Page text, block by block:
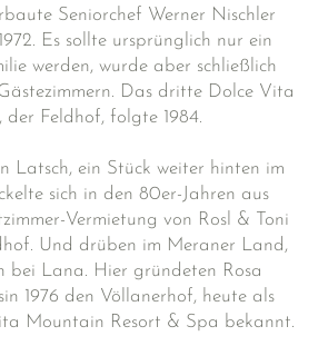
Seniorchef Werner Nischler
Es sollte ursprünglich nur ein
werden, wurde aber schließlich
Das dritte Dolce Vita
Feldhof, folgte 1984.
Latsch, ein Stück weiter hinten im
sich in den 80er-Jahren aus
Vermietung von Rosl & Toni
Und drüben im Meraner Land,
bei Lana. Hier gründeten Rosa
1976 den Völlanerhof, heute als
Mountain Resort & Spa bekannt.